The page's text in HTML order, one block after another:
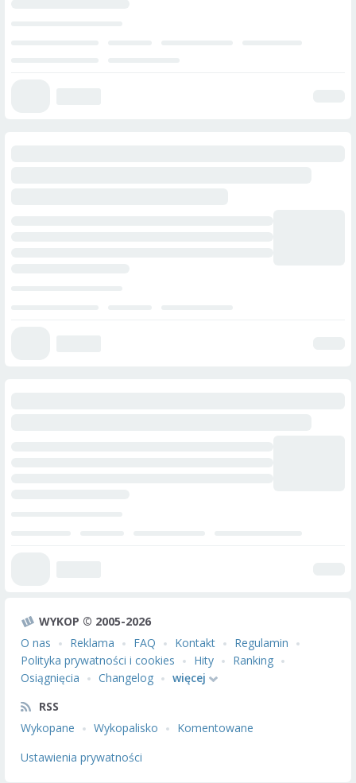
WYKOP © 2005-2026
O nas
Reklama FAQ Kontakt
Regulamin
Polityka prywatności i cookies
Hity
Ranking
Osiągnięcia
Changelog
więcej
RSS
Wykopane
Wykopalisko
Komentowane
Ustawienia prywatności